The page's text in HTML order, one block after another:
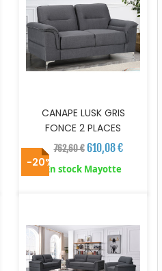
CANAPE LUSK GRIS
FONCE 2 PLACES
762,60 € 610,08 €
En stock Mayotte
-20%